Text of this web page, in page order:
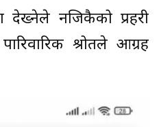
नजिकैको प्रहरी
श्रोतले आग्रह